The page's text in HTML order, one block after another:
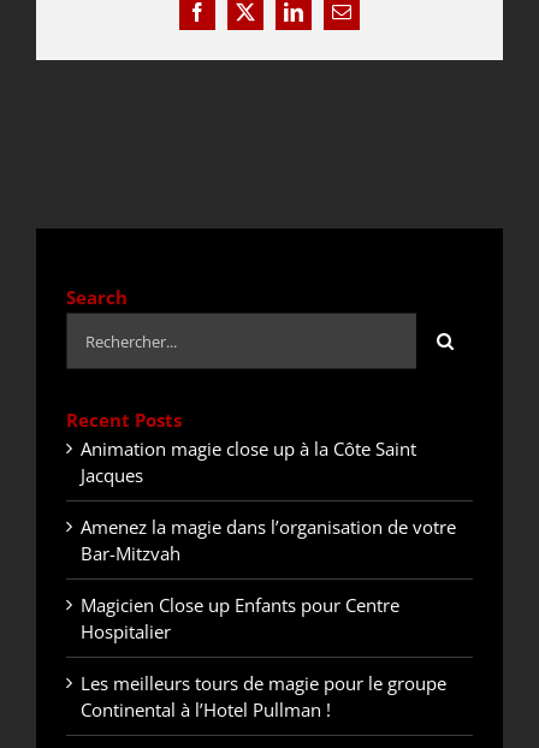
Facebook
X LinkedInEmail
Search
Recent Posts
Animation magie close up à la Côte Saint
Jacques
Amenez la magie dans l’organisation de votre
Bar-Mitzvah
Magicien Close up Enfants pour Centre
Hospitalier
Les meilleurs tours de magie pour le groupe
Continental à l’Hotel Pullman !